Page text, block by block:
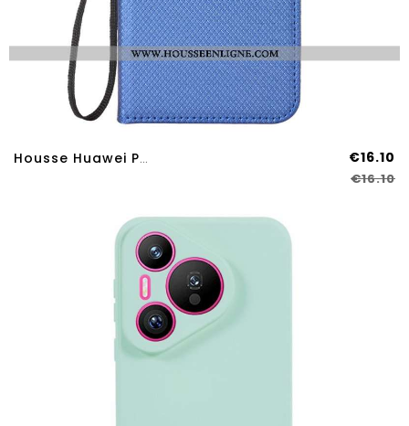
Housse Huawei Pura 80 Pro Texture Diamants €16.10
€16.10